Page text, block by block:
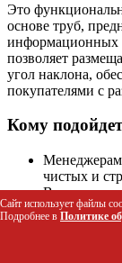
Это
основе труб,
информационных
позволяет
угол наклона,
покупателями с
Кому
Менеджерам
чистых и
Владельцам
аптеки,
акций
Сайт использует файлы
Подробнее в Политике